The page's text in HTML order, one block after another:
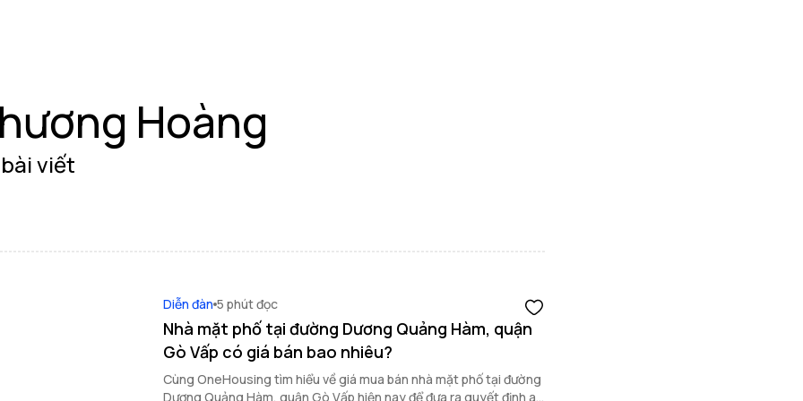
Hoàng
viết
Diễn đàn 5 phút đọc
Nhà mặt phố tại đường Dương Quảng Hàm, quận
Gò Vấp có giá bán bao nhiêu?
Cùng OneHousing tìm hiểu về giá mua bán nhà mặt phố tại đường
Dương Quảng Hàm, quận Gò Vấp hiện nay để đưa ra quyết định an